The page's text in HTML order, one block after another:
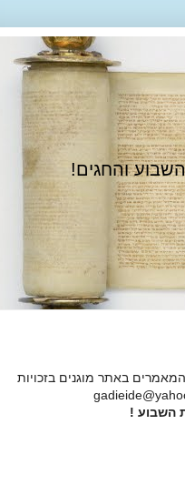
והחגים!
באתר מוגנים בזכויות
השבוע !